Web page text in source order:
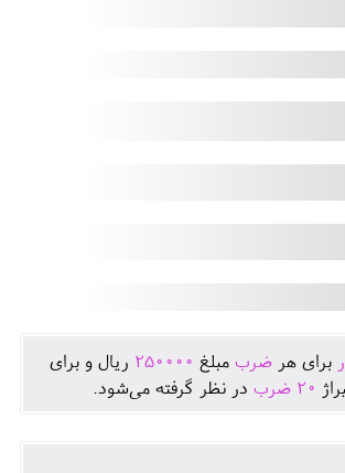
برای هر ضرب مبلغ 250000 ريال و برای
20 ضرب در نظر گرفته می‌شود.